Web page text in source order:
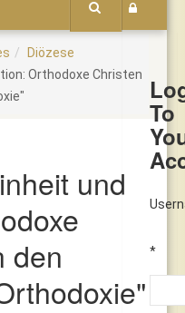
To
*
Diözese
Orthodoxe Christen
und
den